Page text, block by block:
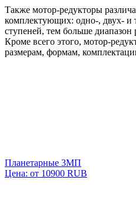
Также мотор-редукторы
комплектующих: одно-, двух- и
ступеней, тем больше
Кроме всего этого, мотор-
размерам, формам,
Планетарные 3МП
Цена: от 10900 RUB